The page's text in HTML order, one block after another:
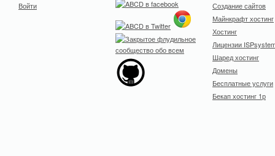
Войти
Создание сайтов
Майнкрафт хостинг
Хостинг
Лицензии
Шаред хостинг
Домены
Бесплатные услуги
Бекап хостинг 1р